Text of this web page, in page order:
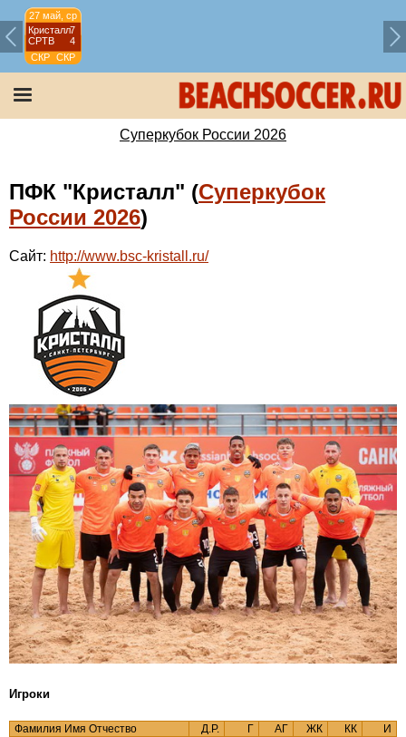
27 май, ср
Кристалл7
СРТВ
4
СКР
СКР
2026
Суперкубок России 2026
ПФК "Кристалл" (Суперкубок
России 2026)
Сайт: http://www.bsc-kristall.ru/
Игроки
Фамилия Имя Отчество Д.Р. Г АГ ЖК КК
И